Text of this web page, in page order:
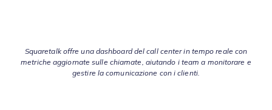
Squaretalk offre una dashboard del call center in tempo reale con
metriche aggiornate sulle chiamate, aiutando i team a monitorare e
gestire la comunicazione con i clienti.